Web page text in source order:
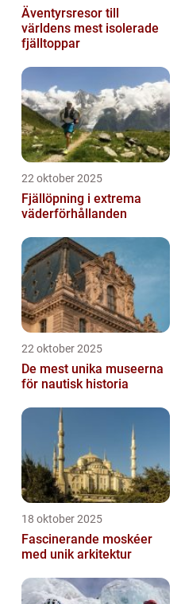
Äventyrsresor till
världens mest isolerade
fjälltoppar
22 oktober 2025
Fjällöpning i extrema
väderförhållanden
22 oktober 2025
De mest unika museerna
för nautisk historia
18 oktober 2025
Fascinerande moskéer
med unik arkitektur